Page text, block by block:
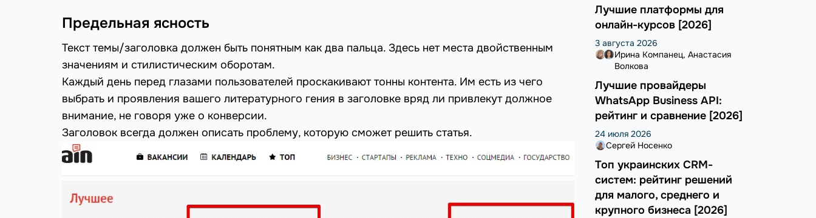
Предельная ясность
Текст темы/заголовка должен быть понятным как два пальца. Здесь нет места двойственным
значениям и стилистическим оборотам.
Каждый день перед глазами пользователей проскакивают тонны контента. Им есть из чего
выбрать и проявления вашего литературного гения в заголовке вряд ли привлекут должное
внимание, не говоря уже о конверсии.
Заголовок всегда должен описать проблему, которую сможет решить статья.
Лучшие платформы для
онлайн-курсов [2026]
3 августа 2026
Ирина Компанец Анастасия
Волкова
Лучшие провайдеры
WhatsApp Business API:
рейтинг и сравнение [2026]
24 июля 2026
Сергей Носенко
Топ украинских CRM-
систем: рейтинг решений
для малого, среднего и
крупного бизнеса [2026]